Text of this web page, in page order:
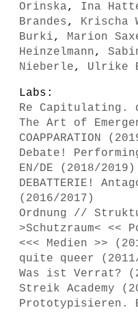
Orinska, Ina
Brandes, Krischa
Burki, Marion
Heinzelmann,
Nieberle, Ulrike
Labs:
Re Capitulating.
The Art of
COAPPARATION
Debate!
EN/DE (2018/2019)
DEBATTERIE!
(2016/2017)
Ordnung //
>Schutzraum<
<<< Medien >>
quite queer
Was ist Verrat?
Streik Academy
Prototypisieren.